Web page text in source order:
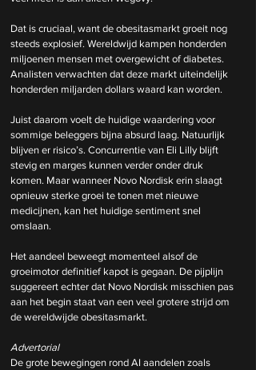
Dat is cruciaal, want de obesitasmarkt groeit nog
steeds explosief. Wereldwijd kampen honderden
miljoenen mensen met overgewicht of diabetes.
Analisten verwachten dat deze markt uiteindelijk
honderden miljarden dollars waard kan worden.
Juist daarom voelt de huidige waardering voor
sommige beleggers bijna absurd laag. Natuurlijk
blijven er risico’s. Concurrentie van Eli Lilly blijft
stevig en marges kunnen verder onder druk
komen. Maar wanneer Novo Nordisk erin slaagt
opnieuw sterke groei te tonen met nieuwe
medicijnen, kan het huidige sentiment snel
omslaan.
Het aandeel beweegt momenteel alsof de
groeimotor definitief kapot is gegaan. De pijplijn
suggereert echter dat Novo Nordisk misschien pas
aan het begin staat van een veel grotere strijd om
de wereldwijde obesitasmarkt.
Advertorial
De grote bewegingen rond AI aandelen zoals